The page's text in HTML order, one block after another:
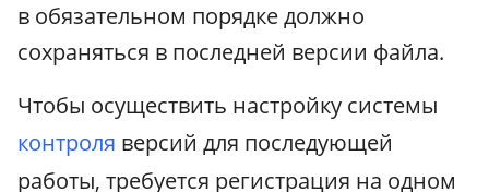
в обязательном порядке должно
сохраняться в последней версии файла.
Чтобы осуществить настройку системы
контроля версий для последующей
работы, требуется регистрация на одном